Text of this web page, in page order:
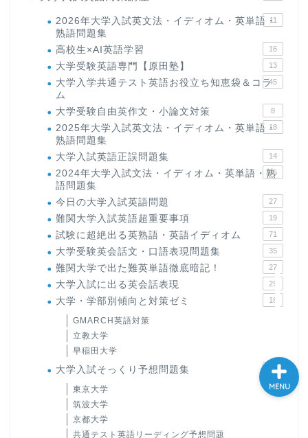
2026年大学入試英文法・イディオム・英単語・
熟語問題集
11
高校生×AI英語学習 16
大学受験英語専門【原田塾】 13
大学入学共通テスト英語お役立ち知恵袋＆コラ
ム
45
大学受験自由英作文・小論文対策 8
2025年大学入試英文法・イディオム・英単語・
熟語問題集
18
大学入試英語正誤問題集 14
2024年大学入試文法・イディオム・英単語・熟
語問題集
15
今日の大学入試英語問題 27
難関大学入試英語超重要事項 19
試験に超絶出る英熟語・英語イディオム 71
大学受験英会話文・口語表現問題集 35
難関大学で出た難英単語徹底暗記！ 27
大学入試に出る英会話表現 29
大学・学部別傾向と対策ゼミ 18
GMARCH英語対策
立教大学
早稲田大学
大学入試そっくり予想問題集 117
東京大学
筑波大学
京都大学
共通テスト英語リーディング予想問題
MENU
原田高志の”ほぼ日刊”英語
学習＆大学入試英語コラム
大学入試英語対策講座
い英語＆素敵な英文フレー
過去記事